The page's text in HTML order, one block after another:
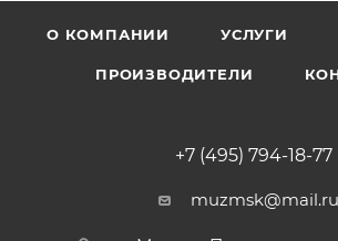
О КОМПАНИИ УСЛУГИ
ПРОИЗВОДИТЕЛИ
+7 (495) 794-18-77
muzmsk@mail.ru